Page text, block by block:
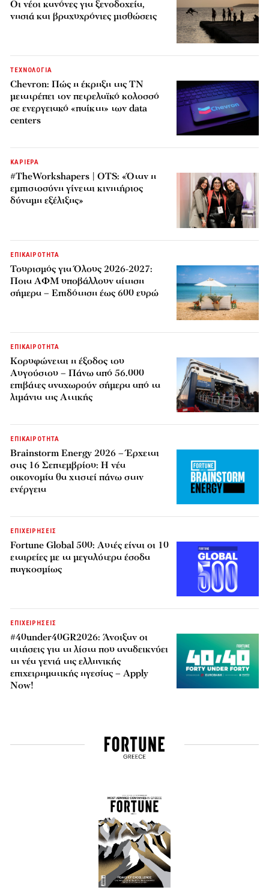
Οι νέοι κανόνες για ξενοδοχεία,
νησιά και βραχυχρόνιες μισθώσεις
ΤΕΧΝΟΛΟΓΙΑ
Chevron: Πώς η έκρηξη της ΤΝ
μετατρέπει τον πετρελαϊκό κολοσσό
σε ενεργειακό «παίκτη» των data
centers
ΚΑΡΙΕΡΑ
#TheWorkshapers | OTS: «Όταν η
εμπιστοσύνη γίνεται κινητήριος
δύναμη εξέλιξης»
ΕΠΙΚΑΙΡΟΤΗΤΑ
Τουρισμός για Όλους 2026-2027:
Ποια ΑΦΜ υποβάλλουν αίτηση
σήμερα – Επιδότηση έως 600 ευρώ
ΕΠΙΚΑΙΡΟΤΗΤΑ
Κορυφώνεται η έξοδος του
Αυγούστου – Πάνω από 56.000
επιβάτες αναχωρούν σήμερα από τα
λιμάνια της Αττικής
ΕΠΙΚΑΙΡΟΤΗΤΑ
Brainstorm Energy 2026 – Έρχεται
στις 16 Σεπτεμβρίου: Η νέα
οικονομία θα χτιστεί πάνω στην
ενέργεια
ΕΠΙΧΕΙΡΗΣΕΙΣ
Fortune Global 500: Αυτές είναι οι 10
εταιρείες με τα μεγαλύτερα έσοδα
παγκοσμίως
ΕΠΙΧΕΙΡΗΣΕΙΣ
#40under40GR2026: Άνοιξαν οι
αιτήσεις για τη λίστα που αναδεικνύει
τη νέα γενιά της ελληνικής
επιχειρηματικής ηγεσίας – Apply
Now!